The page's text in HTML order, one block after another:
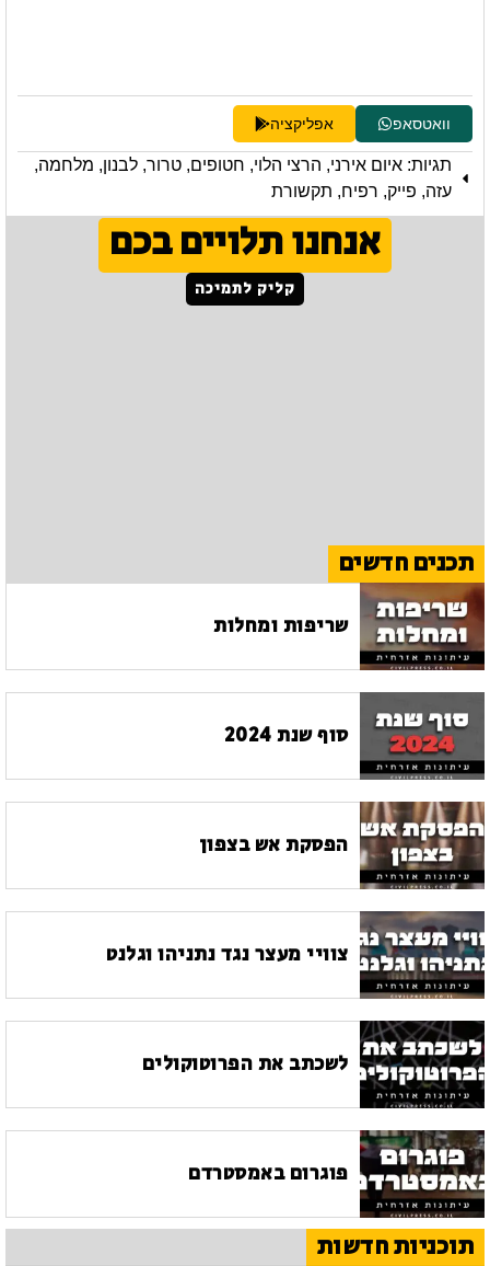
וואטסאפ אפליקציה
תגיות: איום אירני, הרצי הלוי, חטופים, טרור, לבנון, מלחמה,
עזה, פייק, רפיח, תקשורת
אנחנו תלויים בכם
קליק לתמיכה
תכנים חדשים
שריפות ומחלות
סוף שנת 2024
הפסקת אש בצפון
צוויי מעצר נגד נתניהו וגלנט
לשכתב את הפרוטוקולים
פוגרום באמסטרדם
תוכניות חדשות